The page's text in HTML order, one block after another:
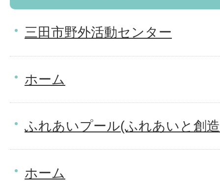
三田市野外活動センター
ホーム
ふれあいプール(ふれあいと創
ホーム